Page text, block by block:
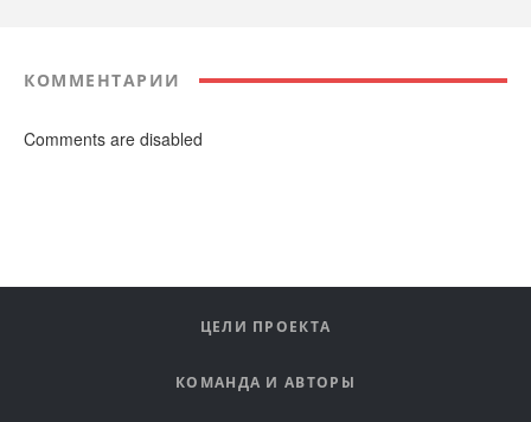
КОММЕНТАРИИ
Comments are disabled
ЦЕЛИ ПРОЕКТА
КОМАНДА И АВТОРЫ